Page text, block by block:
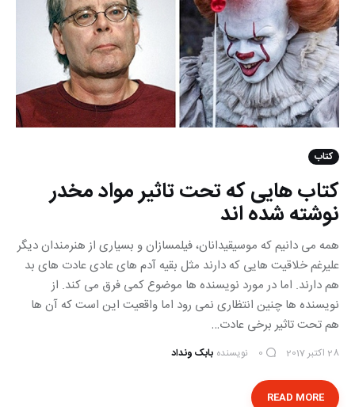
کتاب
کتاب هایی که تحت تاثیر مواد مخدر
نوشته شده اند
همه می دانیم که موسیقیدانان، فیلمسازان و بسیاری از هنرمندان دیگر
علیرغم خلاقیت هایی که دارند مثل بقیه آدم های عادی عادت های بد
هم دارند. اما در مورد نویسنده ها موضوع کمی فرق می کند. از
نویسنده ها چنین انتظاری نمی رود اما واقعیت این است که آن ها
هم تحت تاثیر برخی عادت…
28 اکتبر 2017 0 نویسنده بابک ونداد
READ MORE